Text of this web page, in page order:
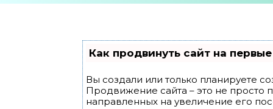
Как продвинуть сайт на
Вы создали или только планируете
Продвижение сайта – это не просто
направленных на увеличение его
МЕСЯЦ
ДОШКОЛЬНИКА
ШКОЛЬНИКА